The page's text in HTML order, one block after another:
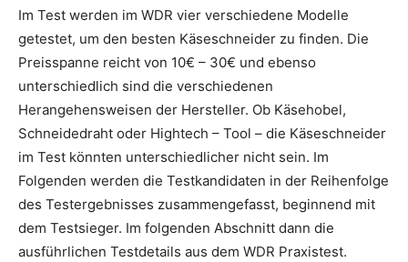
Im Test werden im WDR vier verschiedene Modelle
getestet, um den besten Käseschneider zu finden. Die
Preisspanne reicht von 10€ – 30€ und ebenso
unterschiedlich sind die verschiedenen
Herangehensweisen der Hersteller. Ob Käsehobel,
Schneidedraht oder Hightech – Tool – die Käseschneider
im Test könnten unterschiedlicher nicht sein. Im
Folgenden werden die Testkandidaten in der Reihenfolge
des Testergebnisses zusammengefasst, beginnend mit
dem Testsieger. Im folgenden Abschnitt dann die
ausführlichen Testdetails aus dem WDR Praxistest.